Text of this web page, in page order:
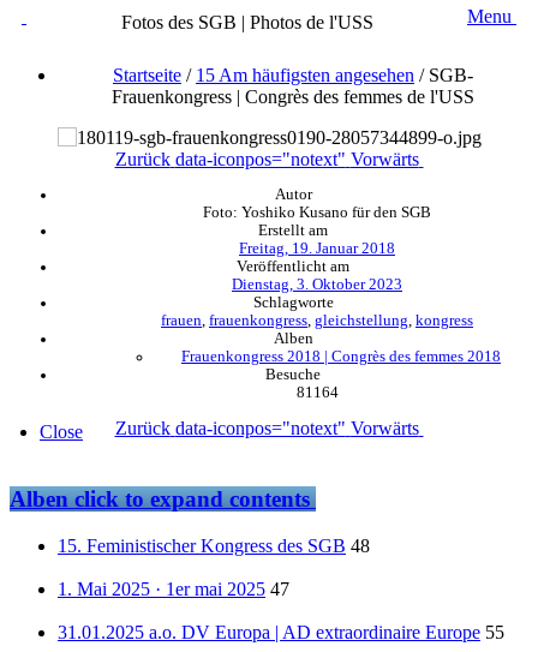
Fotos des SGB | Photos de l'USS Menu
Startseite / 15 Am häufigsten angesehen / SGB-
Frauenkongress | Congrès des femmes de l'USS
Zurück data-iconpos="notext" Vorwärts
Autor
Foto: Yoshiko Kusano für den SGB
Erstellt am
Freitag, 19. Januar 2018
Veröffentlicht am
Dienstag, 3. Oktober 2023
Schlagworte
frauen frauenkongress gleichstellung kongress
Alben
Frauenkongress 2018 | Congrès des femmes 2018
Besuche
81164
Zurück data-iconpos="notext" Vorwärts
Close
Albenclick to expand contents
15. Feministischer Kongress des SGB 48
1. Mai 2025 · 1er mai 2025 47
31.01.2025 a.o. DV Europa | AD extraordinaire Europe 55